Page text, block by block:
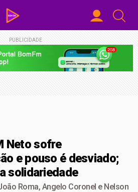
PUBLICIDADE
Neto sofre
e pouso é desviado;
solidariedade
Roma, Angelo Coronel e Nelson